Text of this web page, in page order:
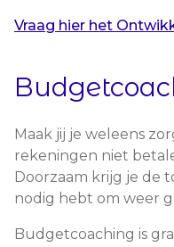
Vraag hier het
Maak jij je weleens
rekeningen niet
Doorzaam krijg je de
nodig hebt om weer
Budgetcoaching is